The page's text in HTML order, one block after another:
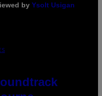
by Ysolt Usigan